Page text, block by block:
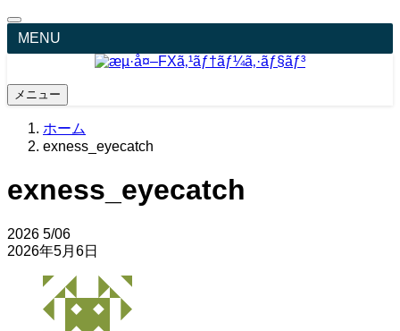
MENU
メニュー
ホーム
exness_eyecatch
exness_eyecatch
2026 5/06
2026年5月6日